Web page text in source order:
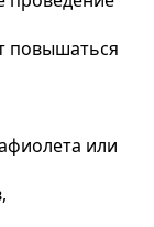
повышаться
или